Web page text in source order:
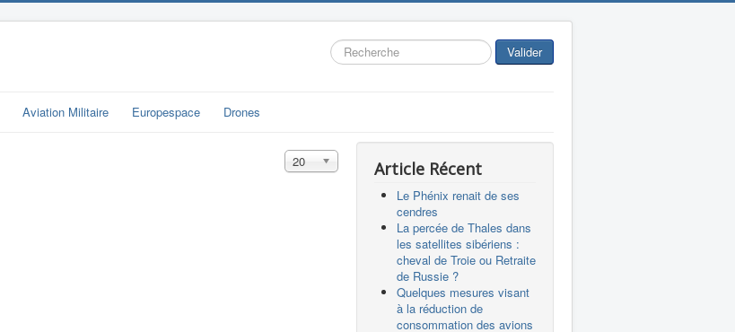
Rechercher Valider
Aviation Militaire Europespace Drones
Affichage #
20
Article Récent
Le Phénix renait de ses
cendres
La percée de Thales dans
les satellites sibériens :
cheval de Troie ou Retraite
de Russie ?
Quelques mesures visant
à la réduction de
consommation des avions